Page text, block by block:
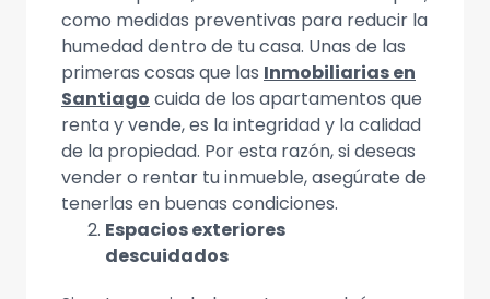
como medidas preventivas para reducir la
humedad dentro de tu casa. Unas de las
primeras cosas que las Inmobiliarias en
Santiago cuida de los apartamentos que
renta y vende, es la integridad y la calidad
de la propiedad. Por esta razón, si deseas
vender o rentar tu inmueble, asegúrate de
tenerlas en buenas condiciones.
Espacios exteriores
descuidados